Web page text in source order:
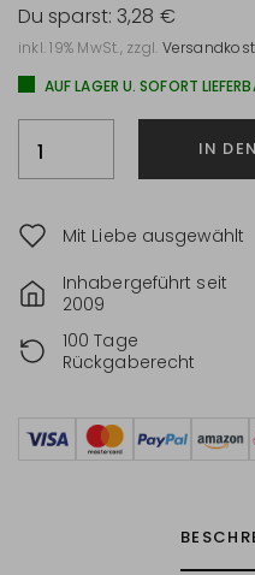
Du sparst:3,28 €
inkl. 19% MwSt., zzgl.
AUF LAGER U. SOFORT
IN
Mit Liebe ausgewählt
Inhabergeführt seit
2009
100 Tage
Rückgaberecht